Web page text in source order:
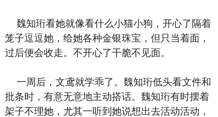
魏知珩看她就像看什么小猫小狗，开心了隔着
笼子逗逗她，给她各种金银珠宝，但只当着面，
过后便会收走。不开心了干脆不见面。
一周后，文鸢就学乖了。魏知珩低头看文件和
批条时，有意无意地主动搭话。魏知珩有时摆着
架子不理她，尤其一听到她说想出去活动活动，